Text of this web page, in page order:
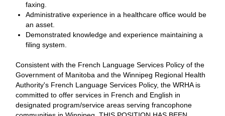
faxing.
Administrative experience in a healthcare office would be
an asset.
Demonstrated knowledge and experience maintaining a
filing system.
Consistent with the French Language Services Policy of the
Government of Manitoba and the Winnipeg Regional Health
Authority's French Language Services Policy, the WRHA is
committed to offer services in French and English in
designated program/service areas serving francophone